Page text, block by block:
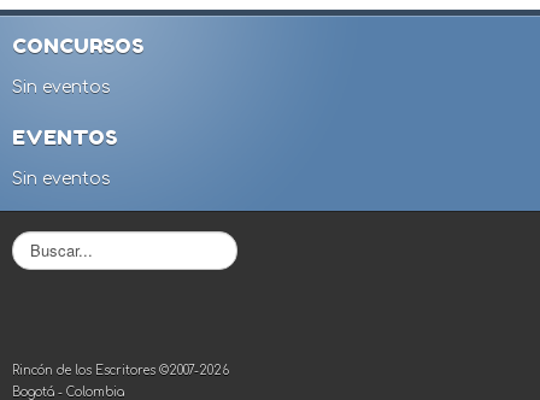
CONCURSOS
Sin eventos
EVENTOS
Sin eventos
B
u
r
.
Rincón de los Escritores ©2007-2026
Bogotá - Colombia